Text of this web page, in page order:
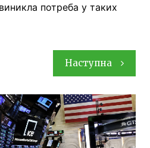
потреба у таких
Наступна